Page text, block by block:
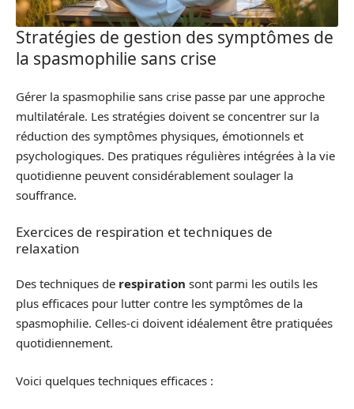
Stratégies de gestion des symptômes de
la spasmophilie sans crise
Gérer la spasmophilie sans crise passe par une approche
multilatérale. Les stratégies doivent se concentrer sur la
réduction des symptômes physiques, émotionnels et
psychologiques. Des pratiques régulières intégrées à la vie
quotidienne peuvent considérablement soulager la
souffrance.
Exercices de respiration et techniques de
relaxation
Des techniques de respiration sont parmi les outils les
plus efficaces pour lutter contre les symptômes de la
spasmophilie. Celles-ci doivent idéalement être pratiquées
quotidiennement.
Voici quelques techniques efficaces :